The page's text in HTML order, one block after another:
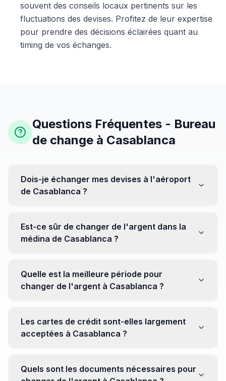
souvent des conseils locaux pertinents sur les
fluctuations des devises. Profitez de leur expertise
pour prendre des décisions éclairées quant au
timing de vos échanges.
Questions Fréquentes - Bureau
de change à Casablanca
Dois-je échanger mes devises à l'aéroport
de Casablanca ?
être moins avantageux. Orientez-vous plutôt vers les
bureaux de change en ville pour obtenir de meilleurs
Est-ce sûr de changer de l'argent dans la
médina de Casablanca ?
établissements réputés pour éviter les surprises.
Quelle est la meilleure période pour
changer de l'argent à Casablanca ?
soyez attentif aux fluctuations pour maximiser la valeur
de vos devises.
Les cartes de crédit sont-elles largement
acceptées à Casablanca ?
Cependant, avoir un peu de monnaie locale peut être
Quels sont les documents nécessaires pour